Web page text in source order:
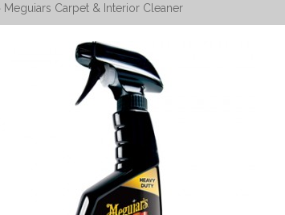
Meguiars Carpet & Interior Cleaner